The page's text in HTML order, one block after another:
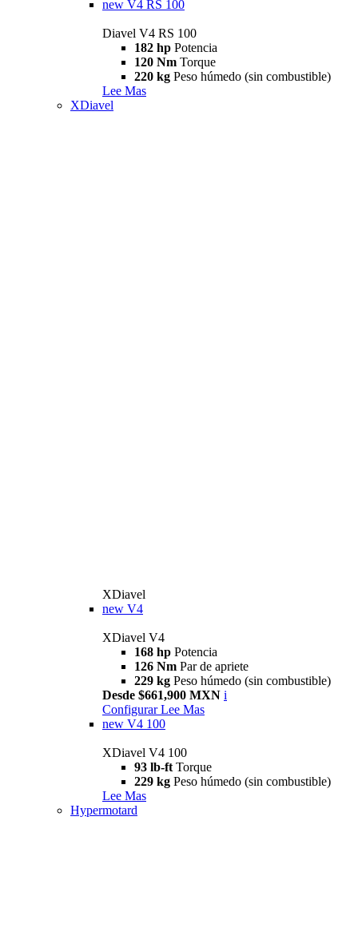
new V4 RS 100
Diavel V4 RS 100
182 hp Potencia
120 Nm Torque
220 kg Peso húmedo (sin combustible)
Lee Mas
XDiavel
XDiavel
new V4
XDiavel V4
168 hp Potencia
126 Nm Par de apriete
229 kg Peso húmedo (sin combustible)
Desde $661,900 MXN i
Configurar Lee Mas
new V4 100
XDiavel V4 100
93 lb-ft Torque
229 kg Peso húmedo (sin combustible)
Lee Mas
Hypermotard